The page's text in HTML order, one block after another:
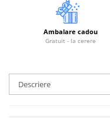
Ambalare cadou
Gratuit - la cerere
Descriere